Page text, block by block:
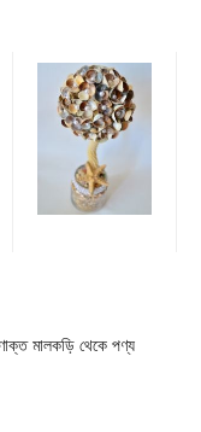
মালকড়ি থেকে পণ্য